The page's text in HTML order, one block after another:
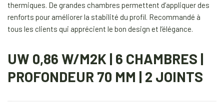
thermiques. De grandes chambres permettent d’appliquer des
renforts pour améliorer la stabilité du profil. Recommandé à
tous les clients qui apprécient le bon design et l’élégance.
UW 0,86 W/M2K | 6 CHAMBRES |
PROFONDEUR 70 MM | 2 JOINTS